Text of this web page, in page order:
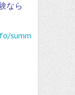
なら
summ